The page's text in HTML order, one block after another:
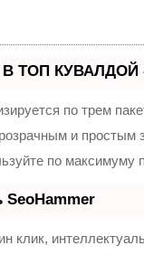
ТОП КУВАЛДОЙ -
по трем
и
по
SeoHammer
клик,